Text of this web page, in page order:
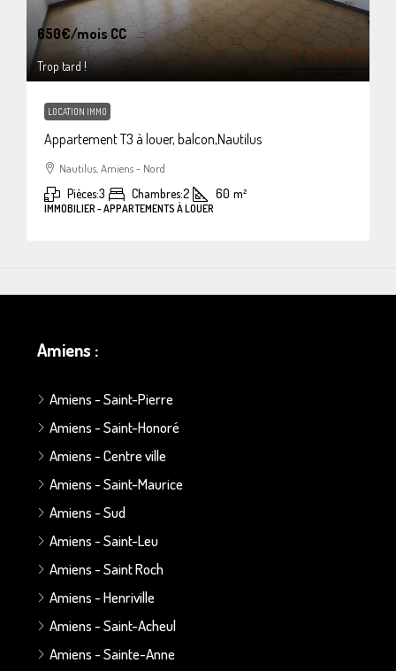
650€/mois CC
Trop tard !
LOCATION IMMO
Appartement T3 à louer, balcon,Nautilus
Nautilus, Amiens - Nord
Pièces:3 Chambres:2 60 m²
IMMOBILIER - APPARTEMENTS À LOUER
Amiens :
Amiens - Saint-Pierre
Amiens - Saint-Honoré
Amiens - Centre ville
Amiens - Saint-Maurice
Amiens - Sud
Amiens - Saint-Leu
Amiens - Saint Roch
Amiens - Henriville
Amiens - Saint-Acheul
Amiens - Sainte-Anne